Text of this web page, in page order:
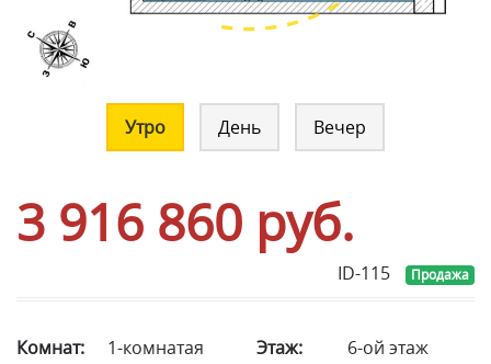
Утро День Вечер
3 916 860 руб.
ID-115 Продажа
Комнат: 1-комнатая Этаж: 6-ой этаж